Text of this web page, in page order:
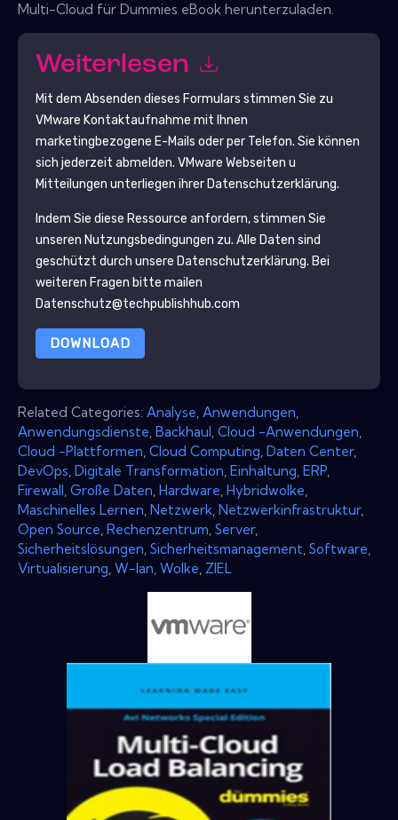
Multi-Cloud für Dummies eBook herunterzuladen.
Weiterlesen
Mit dem Absenden dieses Formulars stimmen Sie zu
VMware Kontaktaufnahme mit Ihnen
marketingbezogene E-Mails oder per Telefon. Sie können
sich jederzeit abmelden. VMware Webseiten u
Mitteilungen unterliegen ihrer Datenschutzerklärung.
Indem Sie diese Ressource anfordern, stimmen Sie
unseren Nutzungsbedingungen zu. Alle Daten sind
geschützt durch unsere Datenschutzerklärung. Bei
weiteren Fragen bitte mailen
Datenschutz@techpublishhub.com
DOWNLOAD
Related Categories: Analyse Anwendungen
Anwendungsdienste Backhaul Cloud -Anwendungen
Cloud -Plattformen Cloud Computing Daten Center,
DevOps Digitale Transformation Einhaltung ERP
Firewall Große Daten Hardware Hybridwolke
Maschinelles Lernen Netzwerk Netzwerkinfrastruktur,
Open Source Rechenzentrum Server,
Sicherheitslösungen Sicherheitsmanagement Software
Virtualisierung W-lan Wolke ZIEL